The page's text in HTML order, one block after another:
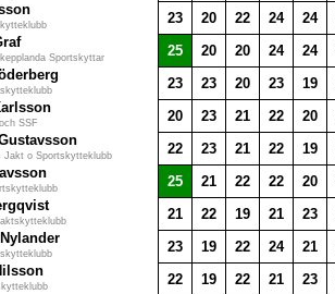
23 20 22 24 24
Sportskyttar 25 20 20 24 24
23 23 20 23 19
SSF 20 23 21 22 20
Jakt o Sportskytteklubb 22 23 21 22 19
25 21 22 22 20
21 22 19 21 23
23 19 22 24 21
22 19 22 21 23